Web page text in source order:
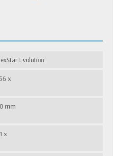
Evolution
x
mm
x